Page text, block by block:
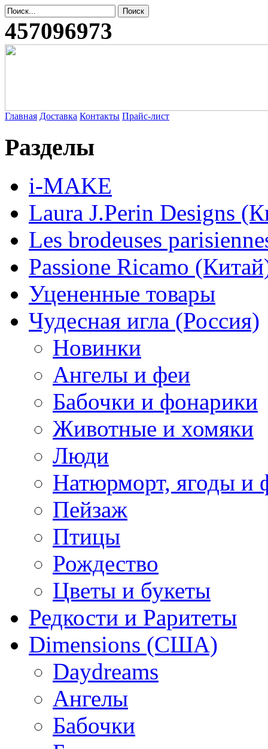
457096973
Главная Доставка Контакты Прайс-лист
Разделы
i-MAKE
Laura J.Perin Designs
Les brodeuses
Passione Ricamo
Уцененные товары
Чудесная игла (Россия)
Новинки
Ангелы и феи
Бабочки и фонарики
Животные и хомяки
Люди
Натюрморт, ягоды и
Пейзаж
Птицы
Рождество
Цветы и букеты
Редкости и Раритеты
Dimensions (США)
Daydreams
Ангелы
Бабочки